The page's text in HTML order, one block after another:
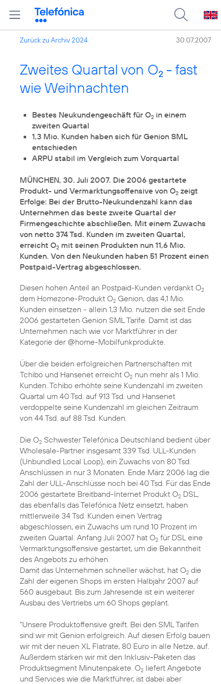
Zurück zu Archiv 2024 30.07.2007
Zweites Quartal von O2 - fast
wie Weihnachten
Bestes Neukundengeschäft für O2 in einem
1,3 Mio. Kunden haben sich für Genion SML
MÜNCHEN, 30. Juli 2007. Die 2006 gestartete
Produkt- und Vermarktungsoffensive von O2 zeigt
Erfolge: Bei der Brutto-Neukundenzahl kann das
Unternehmen das beste zweite Quartal der
Firmengeschichte abschließen. Mit einem Zuwachs
von netto 374 Tsd. Kunden im zweiten Quartal,
erreicht O2 mit seinen Produkten nun 11,6 Mio.
Kunden. Von den Neukunden haben 51 Prozent einen
Postpaid-Vertrag abgeschlossen.
Diesen hohen Anteil an Postpaid-Kunden verdankt O2
dem Homezone-Produkt O2 Genion, das 4,1 Mio.
Kunden einsetzen - allein 1,3 Mio. nutzen die seit Ende
2006 gestarteten Genion SML Tarife. Damit ist das
Unternehmen nach wie vor Marktführer in der
Kategorie der @home-Mobilfunkprodukte.
Über die beiden erfolgreichen Partnerschaften mit
Tchibo und Hansenet erreicht O2 nun mehr als 1 Mio.
Kunden. Tchibo erhöhte seine Kundenzahl im zweiten
Quartal um 40 Tsd. auf 913 Tsd. und Hansenet
verdoppelte seine Kundenzahl im gleichen Zeitraum
von 44 Tsd. auf 88 Tsd. Kunden.
Die O2 Schwester Telefónica Deutschland bedient über
Wholesale-Partner insgesamt 339 Tsd. ULL-Kunden
(Unbundled Local Loop), ein Zuwachs von 80 Tsd.
Anschlüssen in nur 3 Monaten. Ende März 2006 lag die
Zahl der ULL-Anschlüsse noch bei 40 Tsd. Für das Ende
2006 gestartete Breitband-Internet Produkt O2 DSL,
das ebenfalls das Telefónica Netz einsetzt, haben
mittlerweile 34 Tsd. Kunden einen Vertrag
abgeschlossen, ein Zuwachs um rund 10 Prozent im
zweiten Quartal. Anfang Juli 2007 hat O2 für DSL eine
Vermarktungsoffensive gestartet, um die Bekanntheit
des Angebots zu erhöhen.
Damit das Unternehmen schneller wächst, hat O2 die
Zahl der eigenen Shops im ersten Halbjahr 2007 auf
560 ausgebaut. Bis zum Jahresende ist ein weiterer
Ausbau des Vertriebs um 60 Shops geplant.
"Unsere Produktoffensive greift. Bei den SML Tarifen
sind wir mit Genion erfolgreich. Auf diesen Erfolg bauen
wir mit der neuen XL Flatrate, 80 Euro in alle Netze, auf.
Außerdem stärken wir mit den Inklusiv-Paketen das
Produktsegment Minutenpakete. O2 liefert Angebote
und Services wie die Marktführer, ist dabei aber